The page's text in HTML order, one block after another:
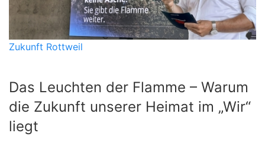
Zukunft Rottweil
Das Leuchten der Flamme – Warum
die Zukunft unserer Heimat im „Wir“
liegt